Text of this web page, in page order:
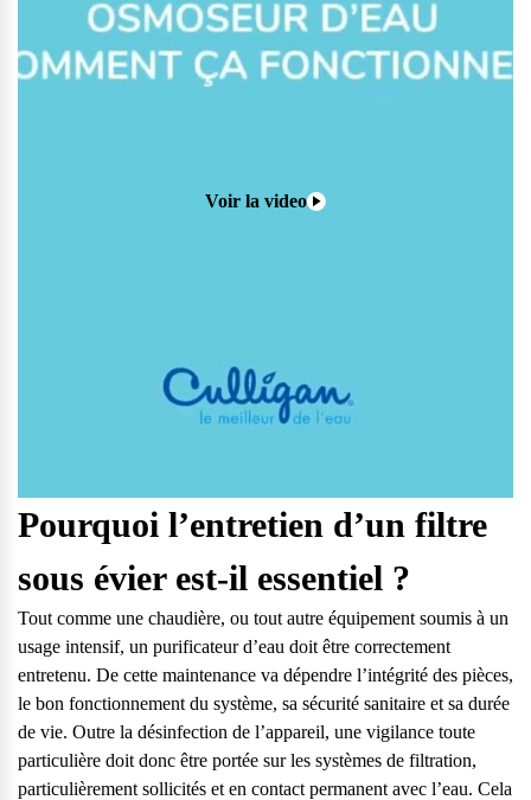
Voir la video
Pourquoi l’entretien d’un filtre
sous évier est-il essentiel ?
Tout comme une chaudière, ou tout autre équipement soumis à un
usage intensif, un purificateur d’eau doit être correctement
entretenu. De cette maintenance va dépendre l’intégrité des pièces,
le bon fonctionnement du système, sa sécurité sanitaire et sa durée
de vie. Outre la désinfection de l’appareil, une vigilance toute
particulière doit donc être portée sur les systèmes de filtration,
particulièrement sollicités et en contact permanent avec l’eau. Cela